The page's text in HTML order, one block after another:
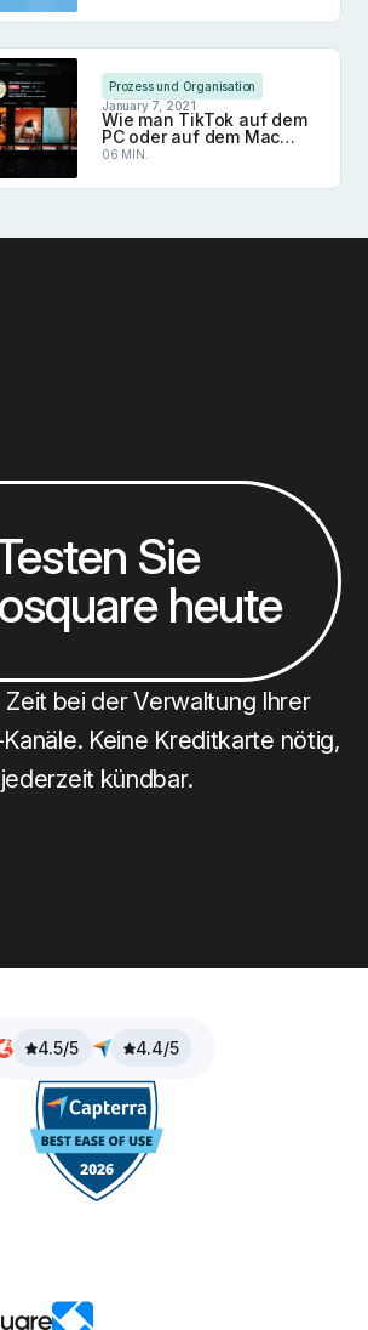
Prozess und Organisation
January 7, 2021
Wie man TikTok auf dem
PC oder auf dem Mac
verwendet
06 MIN.
Sie
heute
Zeit bei der Verwaltung Ihrer
Keine Kreditkarte nötig,
jederzeit kündbar.
4.5/5 4.4/5